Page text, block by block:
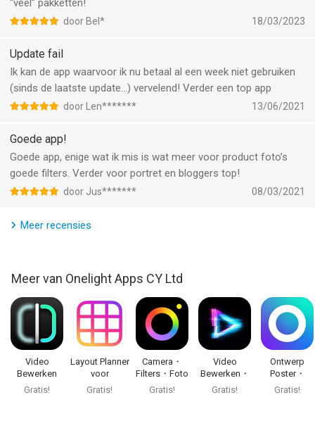
• Abonnement van 1 maand
• Levenslange toegang
• 1 pakket
Je kunt je abonnement zelf beheren, en je kunt automatisch
hernieuwen uitzetten door naar de iTunes-accountinstellingen
volgende link: https://support.apple.com/nl-nl/HT202039. Het
annuleren van het huidige abonnement, tijdens de actieve
abonnementsperiode, is niet toegestaan. Het niet gebruikte
deel van een gratis proefperiode wordt opgegeven wanneer de
Fotofilter voor Lightroom・FLTR van Onelight Apps CY Ltd is
een app voor iPhone, iPad en iPod touch met iOS versie 16.0 of
hoger, geschikt bevonden voor gebruikers met leeftijden vanaf
4 jaar.
“veel” pakketten!
door Bel* 18/03/2023
Update fail
Ik kan de app waarvoor ik nu betaal al een week niet gebruiken
(sinds de laatste update…) vervelend! Verder een top app
door Len******* 13/06/2021
Goede app!
Goede app, enige wat ik mis is wat meer voor product foto’s
goede filters. Verder voor portret en bloggers top!
door Jus******* 08/03/2021
Meer recensies
Meer van Onelight Apps CY Ltd
Video
Bewerken
Foto Filter・
Gratis!
Layout Planner
voor
Instagram
Gratis!
Camera・
Filters・Foto
Bewerken
Gratis!
Video
Bewerken・
Editor - VidLab
Gratis!
Ontwerp
Poster・
Foto・Design
Gratis!